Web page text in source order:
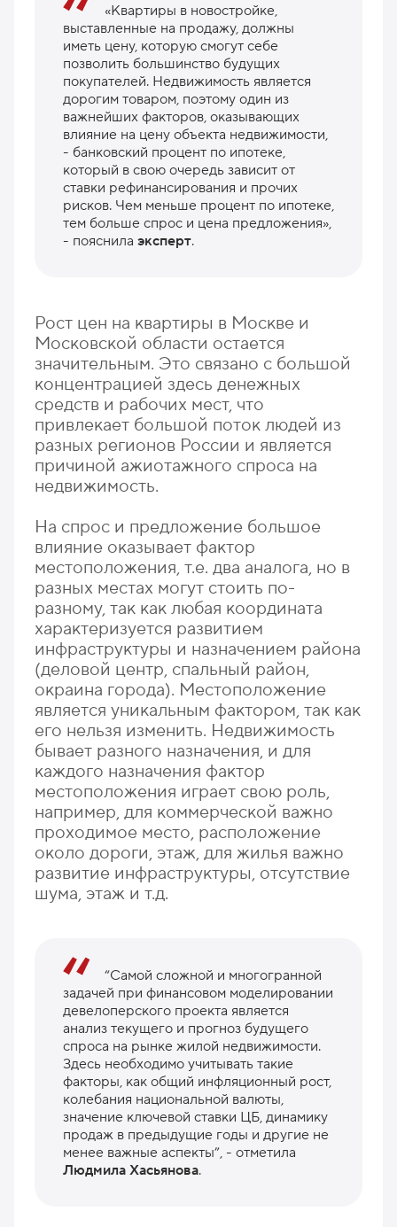
«Квартиры в новостройке,
выставленные на продажу, должны
иметь цену, которую смогут себе
позволить большинство будущих
покупателей. Недвижимость является
дорогим товаром, поэтому один из
важнейших факторов, оказывающих
влияние на цену объекта недвижимости,
- банковский процент по ипотеке,
который в свою очередь зависит от
ставки рефинансирования и прочих
рисков. Чем меньше процент по ипотеке,
тем больше спрос и цена предложения»,
- пояснила эксперт.
Рост цен на квартиры в Москве и
Московской области остается
значительным. Это связано с большой
концентрацией здесь денежных
средств и рабочих мест, что
привлекает большой поток людей из
разных регионов России и является
причиной ажиотажного спроса на
недвижимость.
На спрос и предложение большое
влияние оказывает фактор
местоположения, т.е. два аналога, но в
разных местах могут стоить по-
разному, так как любая координата
характеризуется развитием
инфраструктуры и назначением района
(деловой центр, спальный район,
окраина города). Местоположение
является уникальным фактором, так как
его нельзя изменить. Недвижимость
бывает разного назначения, и для
каждого назначения фактор
местоположения играет свою роль,
например, для коммерческой важно
проходимое место, расположение
около дороги, этаж, для жилья важно
развитие инфраструктуры, отсутствие
шума, этаж и т.д.
“Самой сложной и многогранной
задачей при финансовом моделировании
девелоперского проекта является
анализ текущего и прогноз будущего
спроса на рынке жилой недвижимости.
Здесь необходимо учитывать такие
факторы, как общий инфляционный рост,
колебания национальной валюты,
значение ключевой ставки ЦБ, динамику
продаж в предыдущие годы и другие не
менее важные аспекты”, - отметила
Людмила Хасьянова.